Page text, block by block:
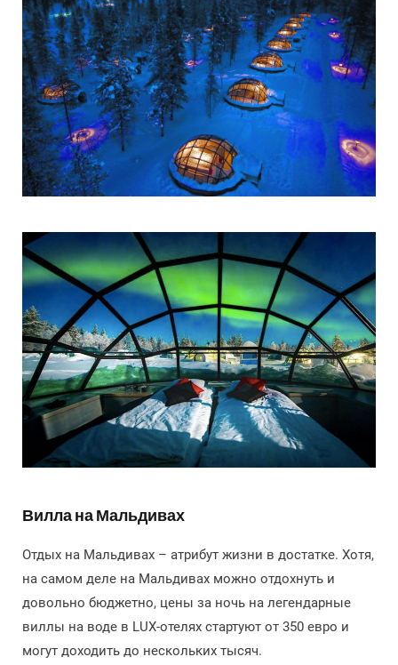
Вилла на Мальдивах
Отдых на Мальдивах – атрибут жизни в достатке. Хотя,
на самом деле на Мальдивах можно отдохнуть и
довольно бюджетно, цены за ночь на легендарные
виллы на воде в LUX-отелях стартуют от 350 евро и
могут доходить до нескольких тысяч.